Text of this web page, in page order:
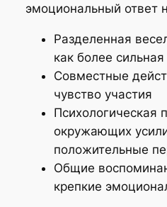
эмоциональный ответ
Разделенная
как более сильная
Совместные
чувство участия
Психологическая
окружающих
положительные
Общие
крепкие